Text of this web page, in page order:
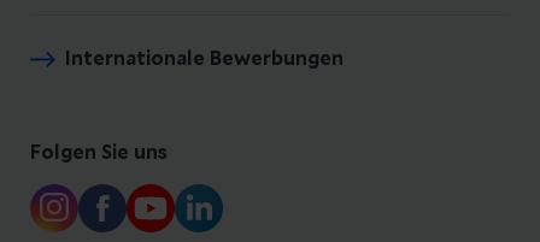
Internationale Bewerbungen
Folgen Sie uns